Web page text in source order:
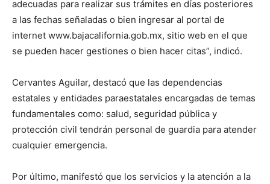
adecuadas para realizar sus trámites en días posteriores
a las fechas señaladas o bien ingresar al portal de
internet www.bajacalifornia.gob.mx, sitio web en el que
se pueden hacer gestiones o bien hacer citas”, indicó.
Cervantes Aguilar, destacó que las dependencias
estatales y entidades paraestatales encargadas de temas
fundamentales como: salud, seguridad pública y
protección civil tendrán personal de guardia para atender
cualquier emergencia.
Por último, manifestó que los servicios y la atención a la